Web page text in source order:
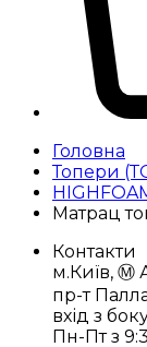
Головна
Топери
Матрац
Контакти
м.Київ, Ⓜ️
пр-т
вхід з
Пн-Пт з